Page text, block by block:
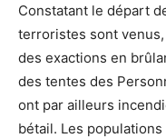
Constatant le départ
terroristes sont
des exactions en
des tentes des
ont par ailleurs
bétail. Les populations